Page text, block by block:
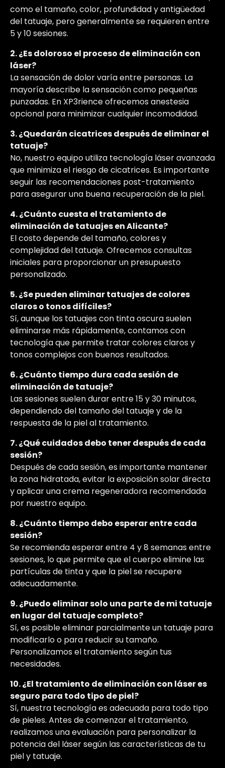
como el tamaño, color, profundidad y antigüedad
del tatuaje, pero generalmente se requieren entre
5 y 10 sesiones.
2. ¿Es doloroso el proceso de eliminación con
láser?
La sensación de dolor varía entre personas. La
mayoría describe la sensación como pequeñas
punzadas. En XP3rience ofrecemos anestesia
opcional para minimizar cualquier incomodidad.
3. ¿Quedarán cicatrices después de eliminar el
tatuaje?
No, nuestro equipo utiliza tecnología láser avanzada
que minimiza el riesgo de cicatrices. Es importante
seguir las recomendaciones post-tratamiento
para asegurar una buena recuperación de la piel.
4. ¿Cuánto cuesta el tratamiento de
eliminación de tatuajes en Alicante?
El costo depende del tamaño, colores y
complejidad del tatuaje. Ofrecemos consultas
iniciales para proporcionar un presupuesto
personalizado.
5. ¿Se pueden eliminar tatuajes de colores
claros o tonos difíciles?
Sí, aunque los tatuajes con tinta oscura suelen
eliminarse más rápidamente, contamos con
tecnología que permite tratar colores claros y
tonos complejos con buenos resultados.
6. ¿Cuánto tiempo dura cada sesión de
eliminación de tatuaje?
Las sesiones suelen durar entre 15 y 30 minutos,
dependiendo del tamaño del tatuaje y de la
respuesta de la piel al tratamiento.
7. ¿Qué cuidados debo tener después de cada
sesión?
Después de cada sesión, es importante mantener
la zona hidratada, evitar la exposición solar directa
y aplicar una crema regeneradora recomendada
por nuestro equipo.
8. ¿Cuánto tiempo debo esperar entre cada
sesión?
Se recomienda esperar entre 4 y 8 semanas entre
sesiones, lo que permite que el cuerpo elimine las
partículas de tinta y que la piel se recupere
adecuadamente.
9. ¿Puedo eliminar solo una parte de mi tatuaje
en lugar del tatuaje completo?
Sí, es posible eliminar parcialmente un tatuaje para
modificarlo o para reducir su tamaño.
Personalizamos el tratamiento según tus
necesidades.
10. ¿El tratamiento de eliminación con láser es
seguro para todo tipo de piel?
Sí, nuestra tecnología es adecuada para todo tipo
de pieles. Antes de comenzar el tratamiento,
realizamos una evaluación para personalizar la
potencia del láser según las características de tu
piel y tatuaje.